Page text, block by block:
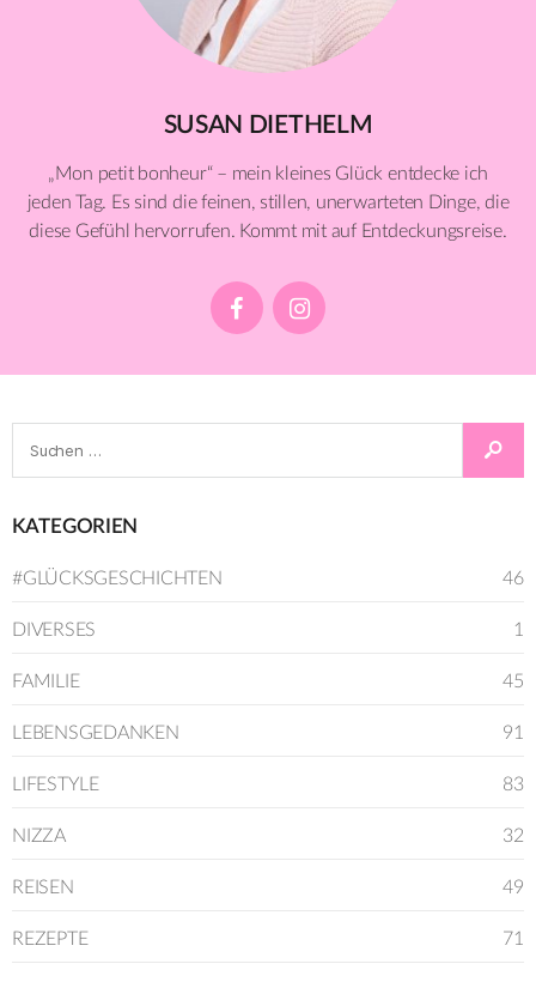
SUSAN DIETHELM
„Mon petit bonheur“ – mein kleines Glück entdecke ich
jeden Tag. Es sind die feinen, stillen, unerwarteten Dinge, die
diese Gefühl hervorrufen. Kommt mit auf Entdeckungsreise.
KATEGORIEN
#GLÜCKSGESCHICHTEN 46
DIVERSES 1
FAMILIE 45
LEBENSGEDANKEN 91
LIFESTYLE 83
NIZZA 32
REISEN 49
REZEPTE 71